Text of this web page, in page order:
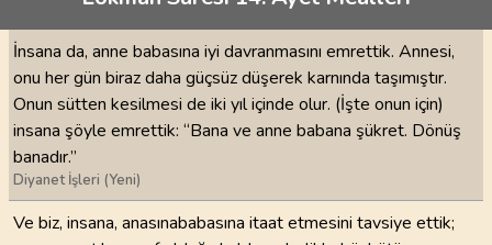
İnsana da, anne babasına iyi davranmasını emrettik. Annesi,
onu her gün biraz daha güçsüz düşerek karnında taşımıştır.
Onun sütten kesilmesi de iki yıl içinde olur. (İşte onun için)
insana şöyle emrettik: “Bana ve anne babana şükret. Dönüş
banadır.”
Diyanet İşleri (Yeni)
Ve biz, insana, anasınababasına itaat etmesini tavsiye ettik;